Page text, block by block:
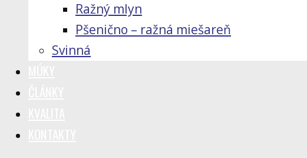
Ražný mlyn
Pšenično – ražná miešareň
Svinná